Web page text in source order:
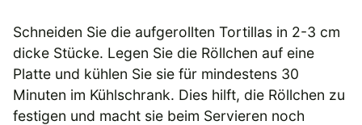
Schneiden Sie die aufgerollten Tortillas in 2-3 cm
dicke Stücke. Legen Sie die Röllchen auf eine
Platte und kühlen Sie sie für mindestens 30
Minuten im Kühlschrank. Dies hilft, die Röllchen zu
festigen und macht sie beim Servieren noch